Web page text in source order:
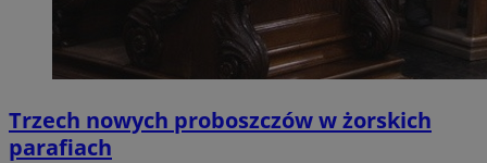
Trzech nowych proboszczów w żorskich
parafiach